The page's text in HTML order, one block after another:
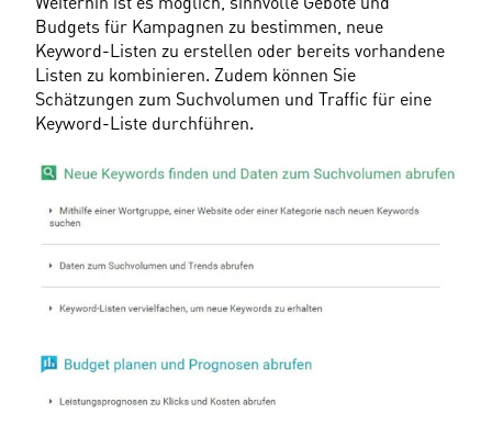
Budgets für Kampagnen zu bestimmen, neue
Keyword-Listen zu erstellen oder bereits vorhandene
Listen zu kombinieren. Zudem können Sie
Schätzungen zum Suchvolumen und Traffic für eine
Keyword-Liste durchführen.